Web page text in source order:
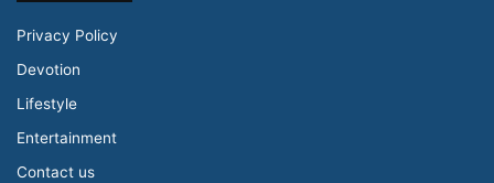
Privacy Policy
Devotion
Lifestyle
Entertainment
Contact us